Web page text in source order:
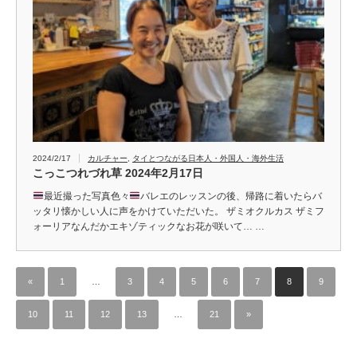
2024/2/17 カルチャー タイとつながる日本人・外国人・海外生活
こっこつれづれ草 2024年2月17日
最近撮った写真色々
バレエのレッスンの後、帰路に着いたらバ
ッタリ懐かしい人に声をかけていただいた。 ザミオクルカス ザミフ
ォーリアなんだかエキゾティックなお花が咲いて… …
« 1 3 4 5 6 7 8 9
10 11 12 13 21 »